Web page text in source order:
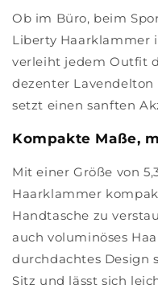
Ob im Büro, beim
Liberty Haarklammer
verleiht jedem Outfit
dezenter Lavendelton
setzt einen sanften
Kompakte Maße,
Mit einer Größe von
Haarklammer
Handtasche zu
auch voluminöses
durchdachtes Design
Sitz und lässt sich